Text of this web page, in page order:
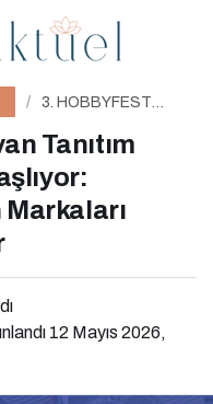
3. HOBBYFEST
Günleri İstanbul’da
Başlıyor: Sektörün
Markaları Maltepe’de
Buluşuyor
Tanıtım
12 Mayıs 2026,